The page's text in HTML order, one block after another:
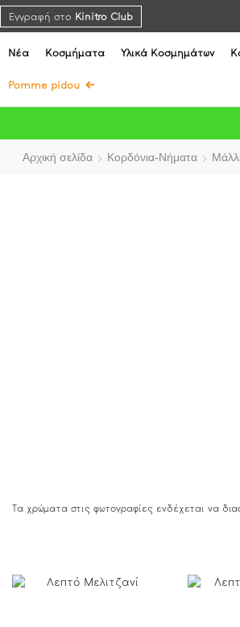
Εγγραφή στο Kinitro Club
Νέα Κοσμήματα Υλικά Κοσμημάτων
Pomme pidou
Αρχική σελίδα Κορδόνια-Νήματα
Τα χρώματα στις φωτογραφίες ενδέχεται να